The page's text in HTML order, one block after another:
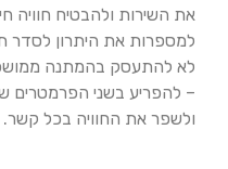
את השירות ולהבטיח חוויה
למספרות את היתרון לסדר
לא להתעסק בהמתנה
– להפריע בשני הפרמטרים
ולשפר את החוויה בכל קשר.